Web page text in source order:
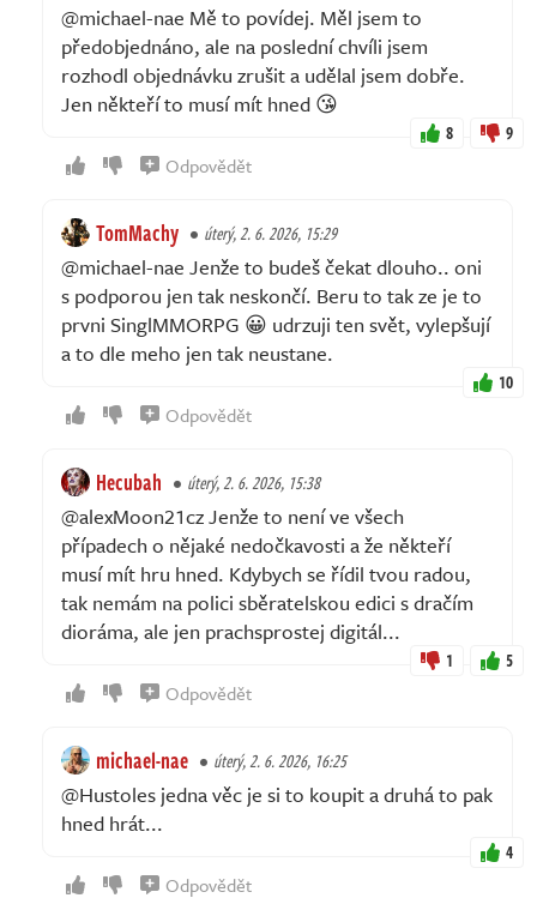
@michael-nae Mě to povídej. Měl jsem to
předobjednáno, ale na poslední chvíli jsem
rozhodl objednávku zrušit a udělal jsem dobře.
Jen někteří to musí mít hned 😘
8 9
Odpovědět
TomMachy úterý, 2. 6. 2026, 15:29
@michael-nae Jenže to budeš čekat dlouho.. oni
s podporou jen tak neskončí. Beru to tak ze je to
prvni SinglMMORPG 😀 udrzuji ten svět, vylepšují
a to dle meho jen tak neustane.
10
Odpovědět
Hecubah úterý, 2. 6. 2026, 15:38
@alexMoon21cz Jenže to není ve všech
případech o nějaké nedočkavosti a že někteří
musí mít hru hned. Kdybych se řídil tvou radou,
tak nemám na polici sběratelskou edici s dračím
dioráma, ale jen prachsprostej digitál...
1 5
Odpovědět
michael-nae úterý, 2. 6. 2026, 16:25
@Hustoles jedna věc je si to koupit a druhá to pak
hned hrát...
4
Odpovědět